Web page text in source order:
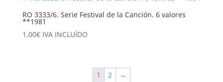
RO 3333/6. Serie Festival de la Canción. 6 valores
**1981
1,00€ IVA INCLUÍDO
1 2 →